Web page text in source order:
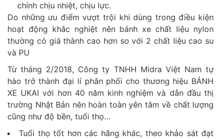
chính chịu nhiệt, chịu lực.
Do những ưu điểm vượt trội khi dùng trong điều kiện
hoạt động khắc nghiệt nên bánh xe chất liệu nylon
thường có giá thành cao hơn so với 2 chất liệu cao su
và PU
Từ tháng 2/2018, Công ty TNHH Midra Việt Nam tự
hào trở thành đại lí phân phối cho thương hiệu BÁNH
XE UKAI với hơn 40 năm kinh nghiệm và dẫn đầu thị
trường Nhật Bản nên hoàn toàn yên tâm về chất lượng
cũng như độ bền, tuổi thọ…
Tuổi thọ tốt hơn các hãng khác, theo khảo sát đạt